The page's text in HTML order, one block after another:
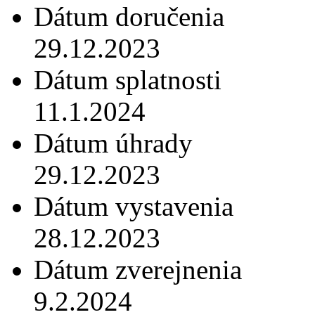
Dátum doručenia
29.12.2023
Dátum splatnosti
11.1.2024
Dátum úhrady
29.12.2023
Dátum vystavenia
28.12.2023
Dátum zverejnenia
9.2.2024